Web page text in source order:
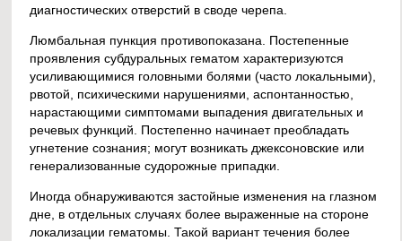
диагностических отверстий в своде черепа.
Люмбальная пункция противопоказана. Постепенные
проявления субдуральных гематом характеризуются
усиливающимися головными болями (часто локальными),
рвотой, психическими нарушениями, аспонтанностью,
нарастающими симптомами выпадения двигательных и
речевых функций. Постепенно начинает преобладать
угнетение сознания; могут возникать джексоновские или
генерализованные судорожные припадки.
Иногда обнаруживаются застойные изменения на глазном
дне, в отдельных случаях более выраженные на стороне
локализации гематомы. Такой вариант течения более